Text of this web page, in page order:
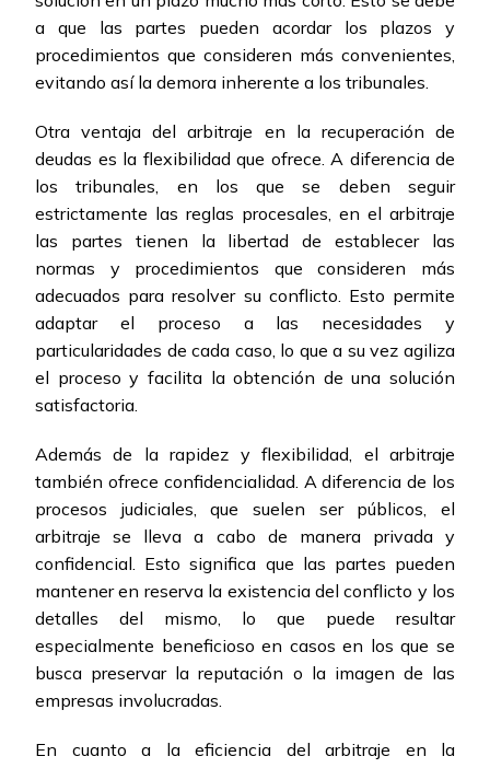
a que las partes pueden acordar los plazos y
procedimientos que consideren más convenientes,
evitando así la demora inherente a los tribunales.
Otra ventaja del arbitraje en la recuperación de
deudas es la flexibilidad que ofrece. A diferencia de
los tribunales, en los que se deben seguir
estrictamente las reglas procesales, en el arbitraje
las partes tienen la libertad de establecer las
normas y procedimientos que consideren más
adecuados para resolver su conflicto. Esto permite
adaptar el proceso a las necesidades y
particularidades de cada caso, lo que a su vez agiliza
el proceso y facilita la obtención de una solución
satisfactoria.
Además de la rapidez y flexibilidad, el arbitraje
también ofrece confidencialidad. A diferencia de los
procesos judiciales, que suelen ser públicos, el
arbitraje se lleva a cabo de manera privada y
confidencial. Esto significa que las partes pueden
mantener en reserva la existencia del conflicto y los
detalles del mismo, lo que puede resultar
especialmente beneficioso en casos en los que se
busca preservar la reputación o la imagen de las
empresas involucradas.
En cuanto a la eficiencia del arbitraje en la